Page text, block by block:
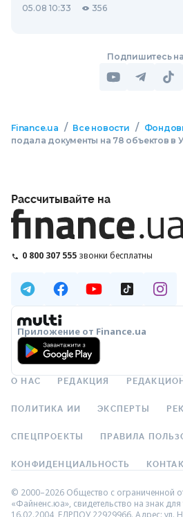
05.08 10:33 356
Подпишитесь
Finance.ua / Все новости /
подала документы на 78 объектов в
Рассчитывайте на
0 800 307 555 звонки бесплатны
Приложение от Finance.ua
О НАС РЕДАКЦИЯ
ПОЛИТИКА ИИ ЭКСПЕРТЫ
СПЕЦПРОЕКТЫ ПРАВИЛА
КОНФИДЕНЦИАЛЬНОСТЬ
© 2000–2026 Общество с ограниченной
«Файненс.юа», свидетельство на знак
16.02.2004, ЕДРПОУ 22929966. Адрес: ул.